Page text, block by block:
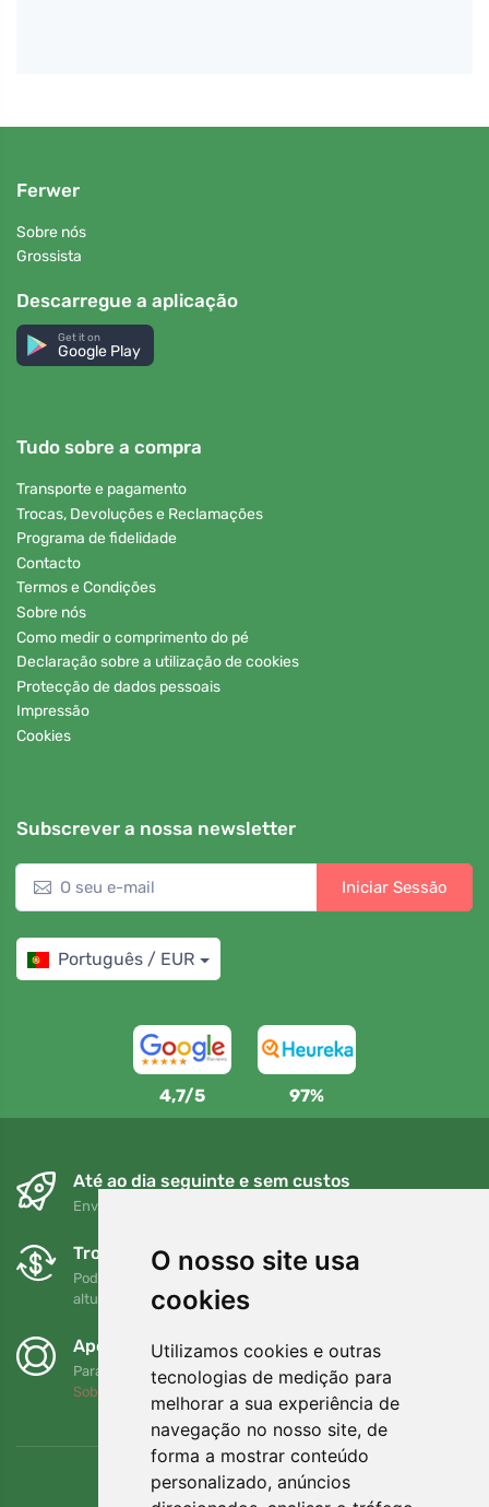
O nosso site usa
cookies
Utilizamos cookies e outras
tecnologias de medição para
melhorar a sua experiência de
navegação no nosso site, de
forma a mostrar conteúdo
personalizado, anúncios
Ferwer
Sobre nós
Grossista
Descarregue a aplicação
Get it on
Google Play
Tudo sobre a compra
Transporte e pagamento
Trocas, Devoluções e Reclamações
Programa de fidelidade
Contacto
Termos e Condições
Sobre nós
Como medir o comprimento do pé
Declaração sobre a utilização de cookies
Protecção de dados pessoais
Impressão
Cookies
Subscrever a nossa newsletter
Iniciar Sessão
Português / EUR
4,7/5 97%
Até ao dia seguinte e sem custos
Envio gratuito para encomendas superiores a 80 EUR
Trocas e devoluções gratuitas
Pode devolver ou trocar a sua encomenda em qualquer
altura no prazo de 90 dias
Apoiamos a Trees.org
Para cada encomenda plantamos uma árvore! Leia mais
Sobre nós